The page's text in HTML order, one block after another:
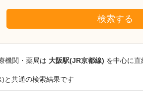
検索する
機関・薬局は 大阪駅(JR京都線) を中心に
と共通の検索結果です